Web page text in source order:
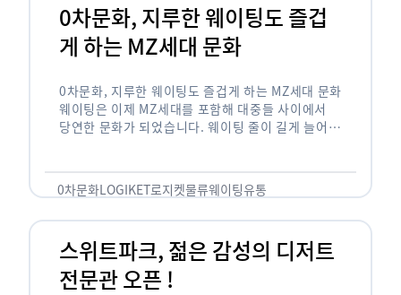
0차문화, 지루한 웨이팅도 즐겁
게 하는 MZ세대 문화
0차문화, 지루한 웨이팅도 즐겁게 하는 MZ세대 문화
웨이팅은 이제 MZ세대를 포함해 대중들 사이에서
당연한 문화가 되었습니다. 웨이팅 줄이 길게 늘어서
0차문화LOGIKET로지켓물류웨이팅유통
스위트파크, 젊은 감성의 디저트
전문관 오픈 !